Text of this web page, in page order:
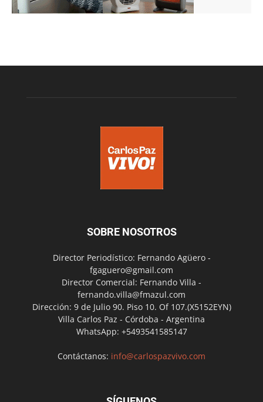
SOBRE NOSOTROS
Director Periodístico: Fernando Agüero -
fgaguero@gmail.com
Director Comercial: Fernando Villa -
fernando.villa@fmazul.com
Dirección: 9 de Julio 90. Piso 10. Of 107.(X5152EYN)
Villa Carlos Paz - Córdoba - Argentina
WhatsApp: +5493541585147
Contáctanos: info@carlospazvivo.com